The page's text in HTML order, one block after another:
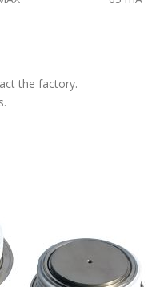
the factory.